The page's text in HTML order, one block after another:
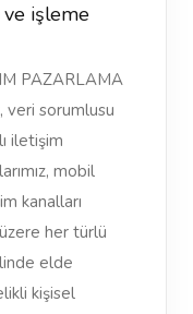
işleme
PAZARLAMA
veri sorumlusu
iletişim
mobil
kanalları
her türlü
elde
kişisel